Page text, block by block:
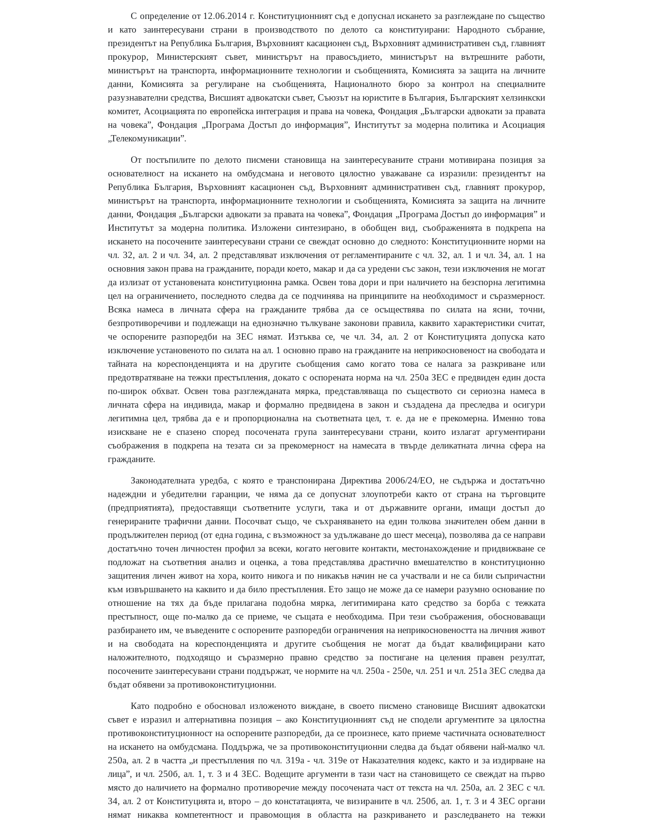
С определение от 12.06.2014 г. Конституционният съд е допуснал искането за разглеждане по същество
и като заинтересувани страни в производството по делото са конституирани: Народното събрание,
президентът на Република България, Върховният касационен съд, Върховният административен съд, главният
прокурор, Министерският съвет, министърът на правосъдието, министърът на вътрешните работи,
министърът на транспорта, информационните технологии и съобщенията, Комисията за защита на личните
данни, Комисията за регулиране на съобщенията, Националното бюро за контрол на специалните
разузнавателни средства, Висшият адвокатски съвет, Съюзът на юристите в България, Българският хелзинкски
комитет, Асоциацията по европейска интеграция и права на човека, Фондация „Български адвокати за правата
на човека”, Фондация „Програма Достъп до информация”, Институтът за модерна политика и Асоциация
„Телекомуникации”.
От постъпилите по делото писмени становища на заинтересуваните страни мотивирана позиция за
основателност на искането на омбудсмана и неговото цялостно уважаване са изразили: президентът на
Република България, Върховният касационен съд, Върховният административен съд, главният прокурор,
министърът на транспорта, информационните технологии и съобщенията, Комисията за защита на личните
данни, Фондация „Български адвокати за правата на човека”, Фондация „Програма Достъп до информация” и
Институтът за модерна политика. Изложени синтезирано, в обобщен вид, съображенията в подкрепа на
искането на посочените заинтересувани страни се свеждат основно до следното: Конституционните норми на
чл. 32, ал. 2 и чл. 34, ал. 2 представляват изключения от регламентираните с чл. 32, ал. 1 и чл. 34, ал. 1 на
основния закон права на гражданите, поради което, макар и да са уредени със закон, тези изключения не могат
да излизат от установената конституционна рамка. Освен това дори и при наличието на безспорна легитимна
цел на ограничението, последното следва да се подчинява на принципите на необходимост и съразмерност.
Всяка намеса в личната сфера на гражданите трябва да се осъществява по силата на ясни, точни,
безпротиворечиви и подлежащи на еднозначно тълкуване законови правила, каквито характеристики считат,
че оспорените разпоредби на ЗЕС нямат. Изтъква се, че чл. 34, ал. 2 от Конституцията допуска като
изключение установеното по силата на ал. 1 основно право на гражданите на неприкосновеност на свободата и
тайната на кореспонденцията и на другите съобщения само когато това се налага за разкриване или
предотвратяване на тежки престъпления, докато с оспорената норма на чл. 250а ЗЕС е предвиден един доста
по-широк обхват. Освен това разглежданата мярка, представляваща по съществото си сериозна намеса в
личната сфера на индивида, макар и формално предвидена в закон и създадена да преследва и осигури
легитимна цел, трябва да е и пропорционална на съответната цел, т. е. да не е прекомерна. Именно това
изискване не е спазено според посочената група заинтересувани страни, които излагат аргументирани
съображения в подкрепа на тезата си за прекомерност на намесата в твърде деликатната лична сфера на
гражданите.
Законодателната уредба, с която е транспонирана Директива 2006/24/ЕО, не съдържа и достатъчно
надеждни и убедителни гаранции, че няма да се допуснат злоупотреби както от страна на търговците
(предприятията), предоставящи съответните услуги, така и от държавните органи, имащи достъп до
генерираните трафични данни. Посочват също, че съхраняването на един толкова значителен обем данни в
продължителен период (от една година, с възможност за удължаване до шест месеца), позволява да се направи
достатъчно точен личностен профил за всеки, когато неговите контакти, местонахождение и придвижване се
подложат на съответния анализ и оценка, а това представлява драстично вмешателство в конституционно
защитения личен живот на хора, които никога и по никакъв начин не са участвали и не са били съпричастни
към извършването на каквито и да било престъпления. Ето защо не може да се намери разумно основание по
отношение на тях да бъде прилагана подобна мярка, легитимирана като средство за борба с тежката
престъпност, още по-малко да се приеме, че същата е необходима. При тези съображения, обосноваващи
разбирането им, че въведените с оспорените разпоредби ограничения на неприкосновеността на личния живот
и на свободата на кореспонденцията и другите съобщения не могат да бъдат квалифицирани като
наложителното, подходящо и съразмерно правно средство за постигане на целения правен резултат,
посочените заинтересувани страни поддържат, че нормите на чл. 250а - 250е, чл. 251 и чл. 251а ЗЕС следва да
бъдат обявени за противоконституционни.
Като подробно е обосновал изложеното виждане, в своето писмено становище Висшият адвокатски
съвет е изразил и алтернативна позиция – ако Конституционният съд не сподели аргументите за цялостна
противоконституционност на оспорените разпоредби, да се произнесе, като приеме частичната основателност
на искането на омбудсмана. Поддържа, че за противоконституционни следва да бъдат обявени най-малко чл.
250а, ал. 2 в частта „и престъпления по чл. 319а - чл. 319е от Наказателния кодекс, както и за издирване на
лица”, и чл. 250б, ал. 1, т. 3 и 4 ЗЕС. Водещите аргументи в тази част на становището се свеждат на първо
място до наличието на формално противоречие между посочената част от текста на чл. 250а, ал. 2 ЗЕС с чл.
34, ал. 2 от Конституцията и, второ – до констатацията, че визираните в чл. 250б, ал. 1, т. 3 и 4 ЗЕС органи
нямат никаква компетентност и правомощия в областта на разкриването и разследването на тежки